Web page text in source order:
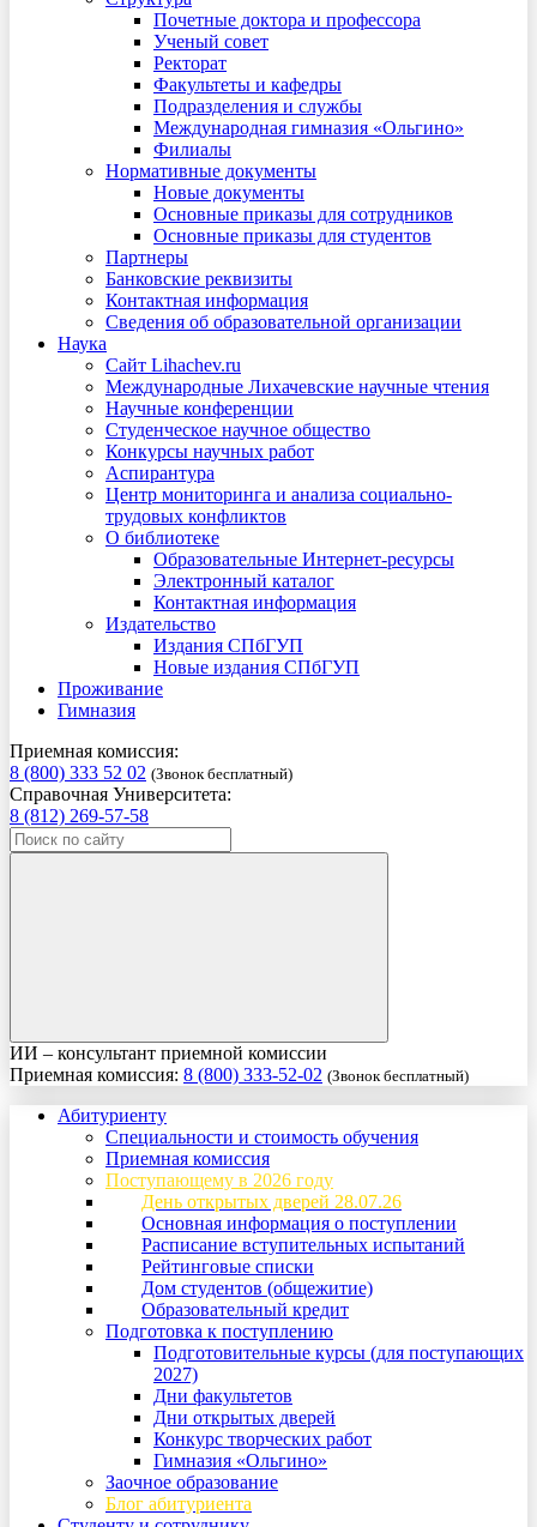
Почетные доктора и профессора
Ученый совет
Ректорат
Факультеты и кафедры
Подразделения и службы
Международная гимназия «Ольгино»
Филиалы
Нормативные документы
Новые документы
Основные приказы для сотрудников
Основные приказы для студентов
Партнеры
Банковские реквизиты
Контактная информация
Сведения об образовательной организации
Наука
Сайт Lihachev.ru
Международные Лихачевские научные чтения
Научные конференции
Студенческое научное общество
Конкурсы научных работ
Аспирантура
Центр мониторинга и анализа социально-
трудовых конфликтов
О библиотеке
Образовательные Интернет-ресурсы
Электронный каталог
Контактная информация
Издательство
Издания СПбГУП
Новые издания СПбГУП
Проживание
Гимназия
Приемная комиссия:
8 (800) 333 52 02 (Звонок бесплатный)
Справочная Университета:
8 (812) 269-57-58
ИИ – консультант приемной комиссии
Приемная комиссия: 8 (800) 333-52-02 (Звонок бесплатный)
Абитуриенту
Специальности и стоимость обучения
Приемная комиссия
Поступающему в 2026 году
День открытых дверей 28.07.26
Основная информация о поступлении
Расписание вступительных испытаний
Рейтинговые списки
Дом студентов (общежитие)
Образовательный кредит
Подготовка к поступлению
Подготовительные курсы (для поступающих
2027)
Дни факультетов
Дни открытых дверей
Конкурс творческих работ
Гимназия «Ольгино»
Заочное образование
Блог абитуриента